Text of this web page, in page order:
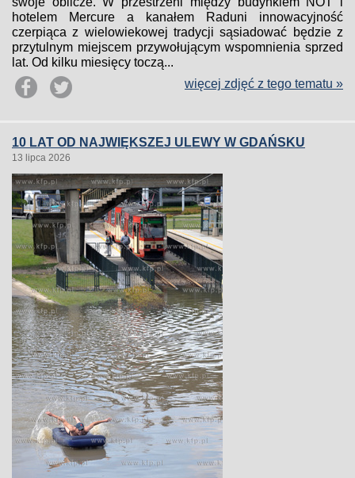
hotelem Mercure a kanałem Raduni innowacyjność
czerpiąca z wielowiekowej tradycji sąsiadować będzie z
przytulnym miejscem przywołującym wspomnienia sprzed
lat. Od kilku miesięcy toczą...
więcej zdjęć z tego tematu »
10 LAT OD NAJWIĘKSZEJ ULEWY W GDAŃSKU
13 lipca 2026